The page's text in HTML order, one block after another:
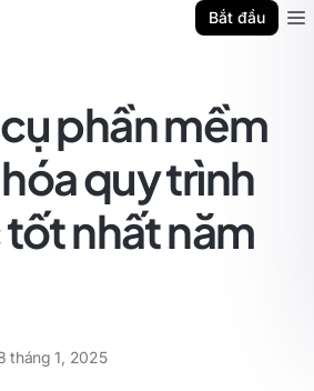
Bắt đầu
phần mềm
quy trình
nhất năm
tháng 1, 2025